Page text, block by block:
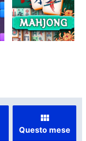
Questo mese